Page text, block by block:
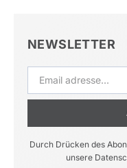
NEWSLETTER
Durch Drücken des
unsere